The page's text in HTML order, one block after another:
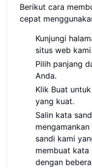
Berikut cara
cepat
Kunjungi
situs web kami.
Pilih panjang
Anda.
Klik Buat
yang kuat.
Salin kata
sandi kami
membuat kata
dengan